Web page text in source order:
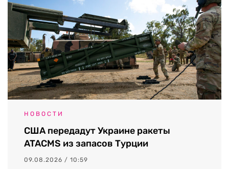
НОВОСТИ
США передадут Украине ракеты
ATACMS из запасов Турции
09.08.2026 / 10:59